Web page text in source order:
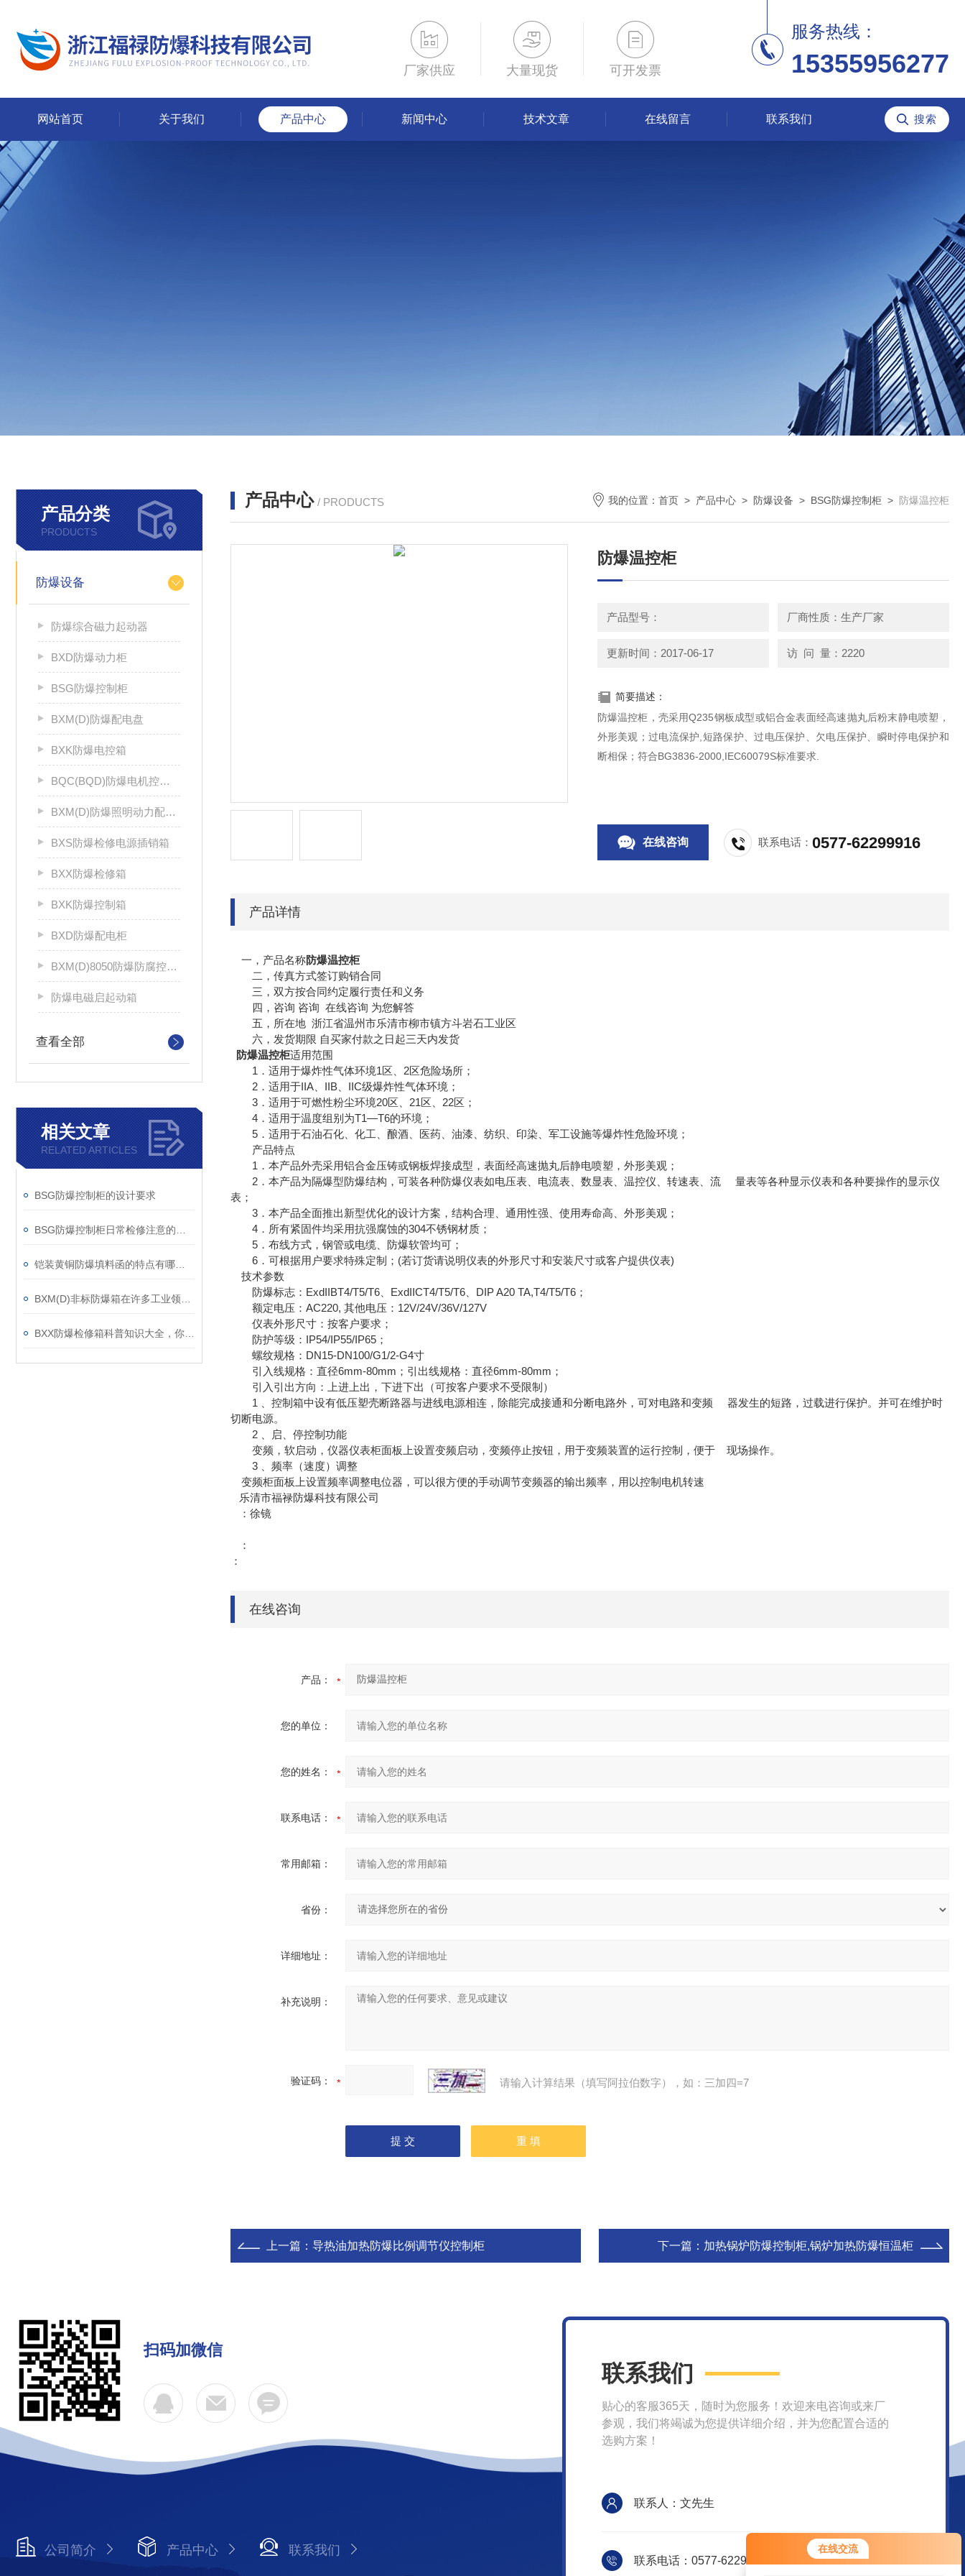
在线交流
厂家供应 大量现货 可开发票
服务热线：
15355956277
网站首页 关于我们 产品中心 新闻中心 技术文章 在线留言 联系我们
产品分类
PRODUCTS
防爆设备
防爆综合磁力起动器
BXD防爆动力柜
BSG防爆控制柜
BXM(D)防爆配电盘
BXK防爆电控箱
BQC(BQD)防爆电机控制器
BXM(D)防爆照明动力配电箱
BXS防爆检修电源插销箱
BXX防爆检修箱
BXK防爆控制箱
BXD防爆配电柜
BXM(D)8050防爆防腐控制配电箱
防爆电磁启起动箱
查看全部
相关文章
RELATED ARTICLES
BSG防爆控制柜的设计要求
产品中心 / PRODUCTS 我的位置： 首页 > 产品中心 > 防爆设备 > BSG防爆控制柜 > 防爆温控柜
防爆温控柜
产品型号： 厂商性质：生产厂家
更新时间：2017-06-17 访 问 量：2220
简要描述：
防爆温控柜，壳采用Q235钢板成型或铝合金表面经高速抛丸后粉末静电喷塑，
外形美观；过电流保护,短路保护、过电压保护、欠电压保护、瞬时停电保护和
断相保；符合BG3836-2000,IEC60079S标准要求.
在线咨询 联系电话：0577-62299916
产品详情
一，产品名称防爆温控柜
二，传真方式签订购销合同
三，双方按合同约定履行责任和义务
四，咨询 咨询 在线咨询 为您解答
五，所在地 浙江省温州市乐清市柳市镇方斗岩石工业区
六，发货期限 自买家付款之日起三天内发货
防爆温控柜适用范围
1．适用于爆炸性气体环境1区、2区危险场所；
2．适用于IIA、IIB、IIC级爆炸性气体环境；
3．适用于可燃性粉尘环境20区、21区、22区；
4．适用于温度组别为T1—T6的环境；
5．适用于石油石化、化工、酿酒、医药、油漆、纺织、印染、军工设施等爆炸性危险环境；
产品特点
1．本产品外壳采用铝合金压铸或钢板焊接成型，表面经高速抛丸后静电喷塑，外形美观；
2．本产品为隔爆型防爆结构，可装各种防爆仪表如电压表、电流表、数显表、温控仪、转速表、流 量表等各种显示仪表和各种要操作的显示仪
表；
3．本产品全面推出新型优化的设计方案，结构合理、通用性强、使用寿命高、外形美观；
4．所有紧固件均采用抗强腐蚀的304不锈钢材质；
5．布线方式，钢管或电缆、防爆软管均可；
6．可根据用户要求特殊定制；(若订货请说明仪表的外形尺寸和安装尺寸或客户提供仪表)
技术参数
防爆标志：ExdIIBT4/T5/T6、ExdIICT4/T5/T6、DIP A20 TA,T4/T5/T6；
额定电压：AC220, 其他电压：12V/24V/36V/127V
仪表外形尺寸：按客户要求；
防护等级：IP54/IP55/IP65；
螺纹规格：DN15-DN100/G1/2-G4寸
引入线规格：直径6mm-80mm；引出线规格：直径6mm-80mm；
引入引出方向：上进上出，下进下出（可按客户要求不受限制）
1 、控制箱中设有低压塑壳断路器与进线电源相连，除能完成接通和分断电路外，可对电路和变频 器发生的短路，过载进行保护。并可在维护时
切断电源。
2 、启、停控制功能
变频，软启动，仪器仪表柜面板上设置变频启动，变频停止按钮，用于变频装置的运行控制，便于 现场操作。
3 、频率（速度）调整
变频柜面板上设置频率调整电位器，可以很方便的手动调节变频器的输出频率，用以控制电机转速
乐清市福禄防爆科技有限公司
：徐镜
：
：
在线咨询
产品：
您的单位：
您的姓名：
联系电话：
常用邮箱：
省份：
详细地址：
补充说明：
验证码： 请输入计算结果（填写阿拉伯数字），如：三加四=7
上一篇： 导热油加热防爆比例调节仪控制柜 下一篇： 加热锅炉防爆控制柜,锅炉加热防爆恒温柜
扫码加微信
公司简介 产品中心 联系我们
联系我们
贴心的客服365天，随时为您服务！欢迎来电咨询或来厂
参观，我们将竭诚为您提供详细介绍，并为您配置合适的
选购方案！
联系人：文先生
联系电话：0577-62299916